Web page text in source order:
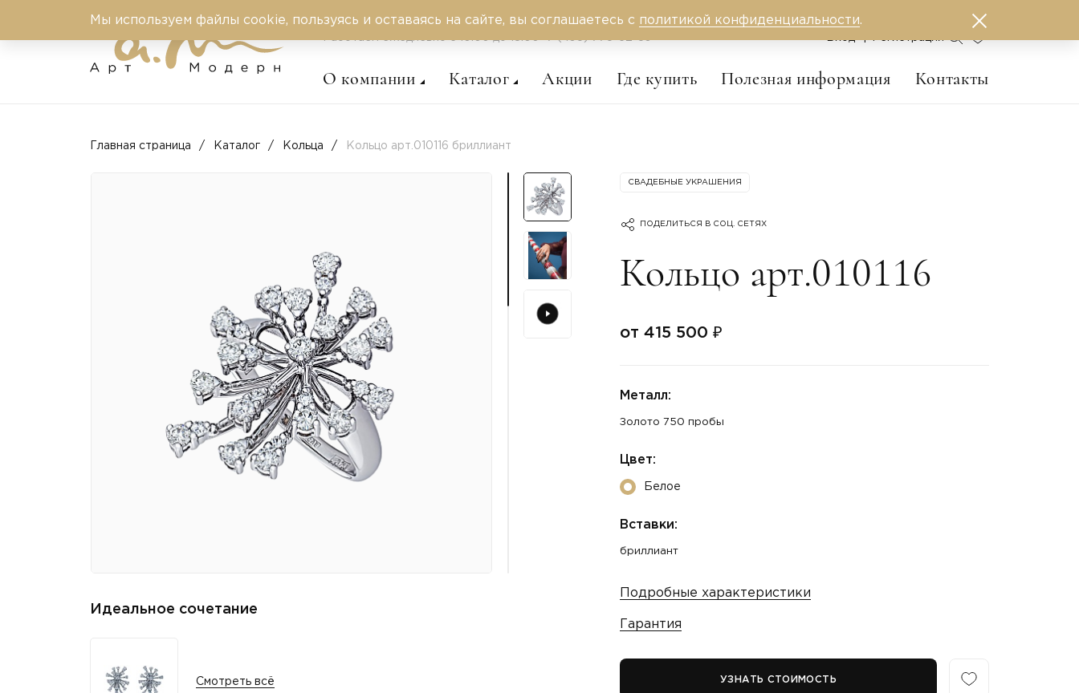
О компании Каталог Акции Где купить Полезная информация Контакты
Главная страница Каталог Кольца Кольцо арт.010116 бриллиант
Идеальное сочетание
Смотреть всё
СВАДЕБНЫЕ УКРАШЕНИЯ
ПОДЕЛИТЬСЯ В СОЦ. СЕТЯХ
Кольцо арт.010116
от 415 500 ₽
Металл:
Золото 750 пробы
Цвет:
Белое
Вставки:
бриллиант
Подробные характеристики
Гарантия
УЗНАТЬ СТОИМОСТЬ
Мы используем файлы cookie, пользуясь и оставаясь на сайте, вы соглашаетесь с политикой конфиденциальности.